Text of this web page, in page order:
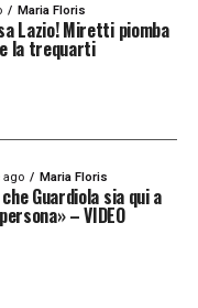
Maria Floris
Lazio! Miretti piomba
la trequarti
ago Maria Floris
Guardiola sia qui a
– VIDEO